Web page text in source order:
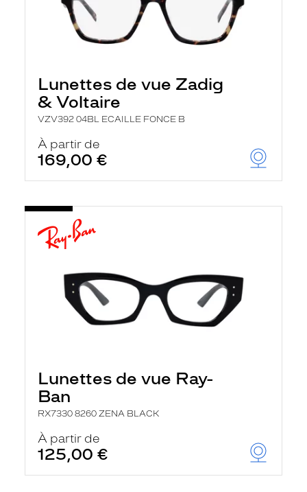
Lunettes de vue Zadig
& Voltaire
VZV392 04BL ECAILLE FONCE B
À partir de
169,00 €
Lunettes de vue Ray-
Ban
RX7330 8260 ZENA BLACK
À partir de
125,00 €